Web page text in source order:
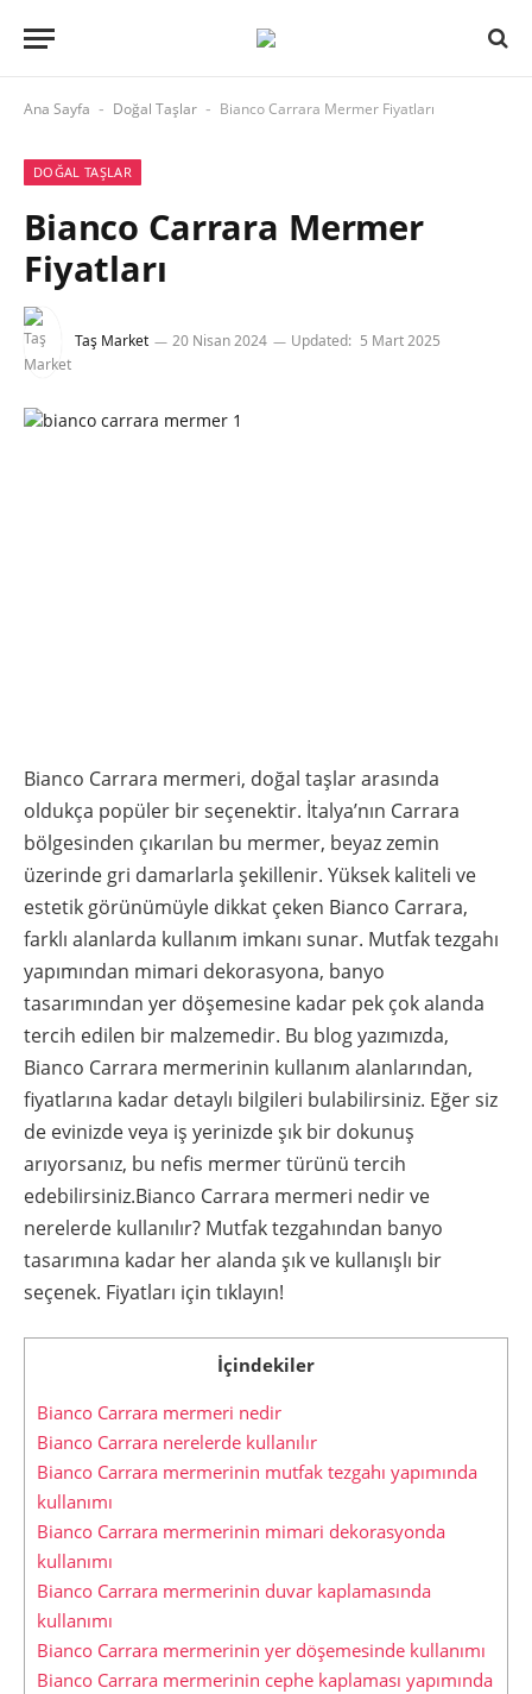
Ana Sayfa - Doğal Taşlar - Bianco Carrara Mermer Fiyatları
DOĞAL TAŞLAR
Bianco Carrara Mermer
Fiyatları
Taş Market 20 Nisan 2024 Updated: 5 Mart 2025
Bianco Carrara mermeri, doğal taşlar arasında
oldukça popüler bir seçenektir. İtalya’nın Carrara
bölgesinden çıkarılan bu mermer, beyaz zemin
üzerinde gri damarlarla şekillenir. Yüksek kaliteli ve
estetik görünümüyle dikkat çeken Bianco Carrara,
farklı alanlarda kullanım imkanı sunar. Mutfak tezgahı
yapımından mimari dekorasyona, banyo
tasarımından yer döşemesine kadar pek çok alanda
tercih edilen bir malzemedir. Bu blog yazımızda,
Bianco Carrara mermerinin kullanım alanlarından,
fiyatlarına kadar detaylı bilgileri bulabilirsiniz. Eğer siz
de evinizde veya iş yerinizde şık bir dokunuş
arıyorsanız, bu nefis mermer türünü tercih
edebilirsiniz.Bianco Carrara mermeri nedir ve
nerelerde kullanılır? Mutfak tezgahından banyo
tasarımına kadar her alanda şık ve kullanışlı bir
seçenek. Fiyatları için tıklayın!
İçindekiler
Bianco Carrara mermeri nedir
Bianco Carrara nerelerde kullanılır
Bianco Carrara mermerinin mutfak tezgahı yapımında
kullanımı
Bianco Carrara mermerinin mimari dekorasyonda
kullanımı
Bianco Carrara mermerinin duvar kaplamasında
kullanımı
Bianco Carrara mermerinin yer döşemesinde kullanımı
Bianco Carrara mermerinin cephe kaplaması yapımında